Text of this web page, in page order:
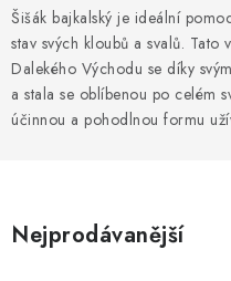
BESTSELLERY
ŽENY
Šišák bajkalský je ideální
stav svých kloubů a svalů.
Dalekého Východu se díky
a stala se oblíbenou po celém
účinnou a pohodlnou formu
Nejprodávanější